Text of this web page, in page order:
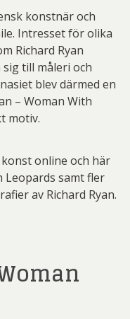
konstnär och
Intresset för olika
Richard Ryan
till måleri och
blev därmed en
– Woman With
motiv.
online och här
Leopards samt fler
av Richard Ryan.